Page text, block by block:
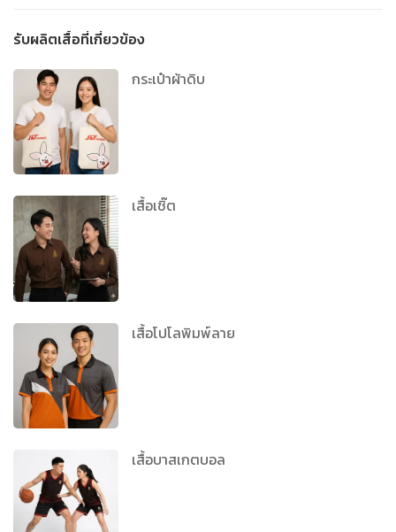
รับผลิตเสื้อที่เกี่ยวข้อง
กระเป๋าผ้าดิบ
เสื้อเชิ๊ต
เสื้อโปโลพิมพ์ลาย
เสื้อบาสเกตบอล